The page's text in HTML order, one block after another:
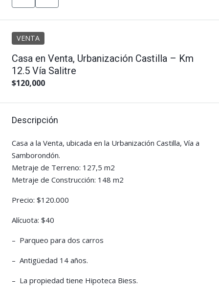
VENTA
Casa en Venta, Urbanización Castilla – Km
12.5 Vía Salitre
$120,000
Descripción
Casa a la Venta, ubicada en la Urbanización Castilla, Vía a
Samborondón.
Metraje de Terreno: 127,5 m2
Metraje de Construcción: 148 m2
Precio: $120.000
Alícuota: $40
– Parqueo para dos carros
– Antigüedad 14 años.
– La propiedad tiene Hipoteca Biess.